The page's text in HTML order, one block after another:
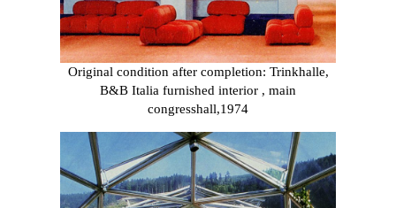
Original condition after completion: Trinkhalle,
B&B Italia furnished interior , main
congresshall,1974